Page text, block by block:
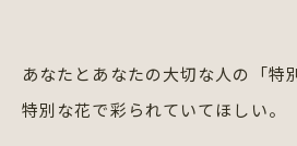
あなたとあなたの大切な人の「特
特別な花で彩られていてほしい。